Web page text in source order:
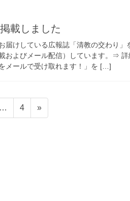
載しました
届けしている広報誌「清教の交わり」
およびメール配信）しています。⇒
メールで受け取れます！」を […]
…
固
定
4 »